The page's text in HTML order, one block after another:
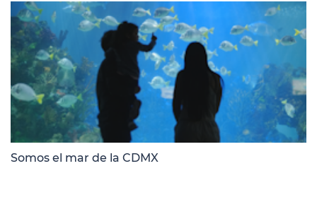
Somos el mar de la CDMX